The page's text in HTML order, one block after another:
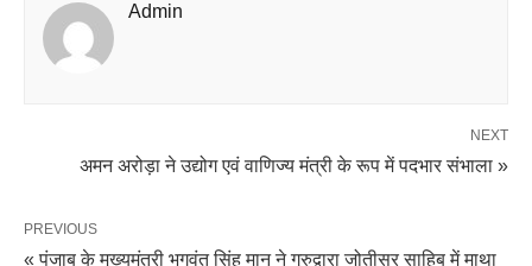
Admin
NEXT
अमन अरोड़ा ने उद्योग एवं वाणिज्य मंत्री के रूप में पदभार संभाला »
PREVIOUS
« पंजाब के मुख्यमंत्री भगवंत सिंह मान ने गुरुद्वारा जोतीसर साहिब में माथा